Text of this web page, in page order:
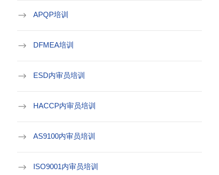
APQP培训
DFMEA培训
ESD内审员培训
HACCP内审员培训
AS9100内审员培训
ISO9001内审员培训